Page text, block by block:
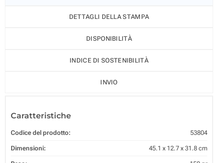
DETTAGLI DELLA STAMPA
DISPONIBILITÀ
INDICE DI SOSTENIBILITÀ
INVIO
Caratteristiche
Codice del prodotto: 53804
Dimensioni: 45.1 x 12.7 x 31.8 cm